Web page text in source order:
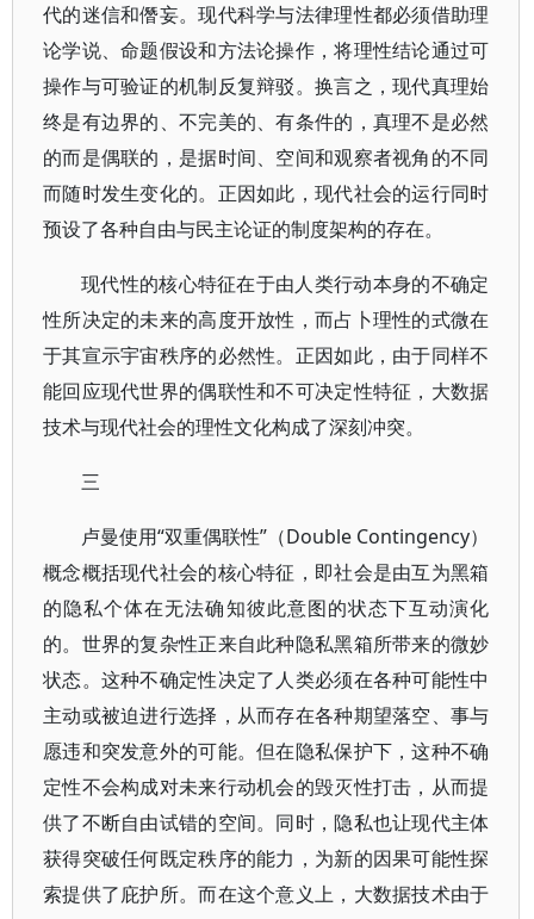
代的迷信和僭妄。现代科学与法律理性都必须借助理
论学说、命题假设和方法论操作，将理性结论通过可
操作与可验证的机制反复辩驳。换言之，现代真理始
终是有边界的、不完美的、有条件的，真理不是必然
的而是偶联的，是据时间、空间和观察者视角的不同
而随时发生变化的。正因如此，现代社会的运行同时
预设了各种自由与民主论证的制度架构的存在。
现代性的核心特征在于由人类行动本身的不确定
性所决定的未来的高度开放性，而占卜理性的式微在
于其宣示宇宙秩序的必然性。正因如此，由于同样不
能回应现代世界的偶联性和不可决定性特征，大数据
技术与现代社会的理性文化构成了深刻冲突。
三
卢曼使用“双重偶联性”（Double Contingency）
概念概括现代社会的核心特征，即社会是由互为黑箱
的隐私个体在无法确知彼此意图的状态下互动演化
的。世界的复杂性正来自此种隐私黑箱所带来的微妙
状态。这种不确定性决定了人类必须在各种可能性中
主动或被迫进行选择，从而存在各种期望落空、事与
愿违和突发意外的可能。但在隐私保护下，这种不确
定性不会构成对未来行动机会的毁灭性打击，从而提
供了不断自由试错的空间。同时，隐私也让现代主体
获得突破任何既定秩序的能力，为新的因果可能性探
索提供了庇护所。而在这个意义上，大数据技术由于